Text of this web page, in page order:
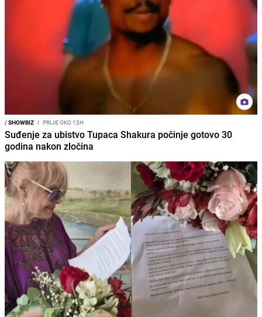
/SHOWBIZ I PRIJE OKO 13H
Suđenje za ubistvo Tupaca Shakura počinje gotovo 30
godina nakon zločina